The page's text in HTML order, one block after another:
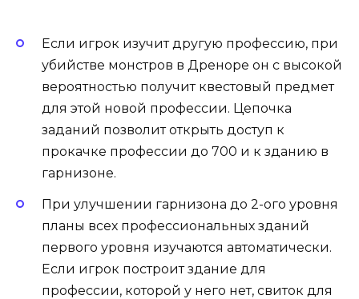
Если игрок изучит другую профессию, при
убийстве монстров в Дреноре он с высокой
вероятностью получит квестовый предмет
для этой новой профессии. Цепочка
заданий позволит открыть доступ к
прокачке профессии до 700 и к зданию в
гарнизоне.
При улучшении гарнизона до 2-ого уровня
планы всех профессиональных зданий
первого уровня изучаются автоматически.
Если игрок построит здание для
профессии, которой у него нет, свиток для